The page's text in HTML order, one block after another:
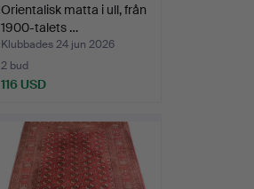
Orientalisk matta i ull, från
1900-talets …
Klubbades 24 jun 2026
2 bud
116 USD